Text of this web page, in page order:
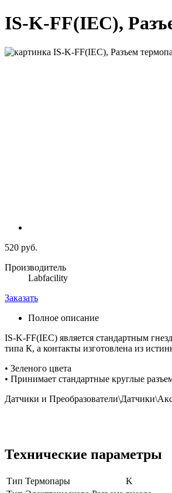
IS-K-FF(IEC),
520 руб.
Производитель
Labfacility
Заказать
Полное описание
IS-K-FF(IEC) является стандартным
типа К, а контакты изготовлена из
• Зеленого цвета
• Принимает стандартные круглые
Датчики и
Технические параметры
Тип Термопары
K